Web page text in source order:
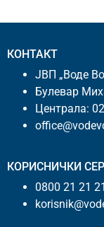
КОНТАКТ
ЈВП „Воде
Булевар
Централа:
КОРИСНИЧКИ
0800 21 21 21